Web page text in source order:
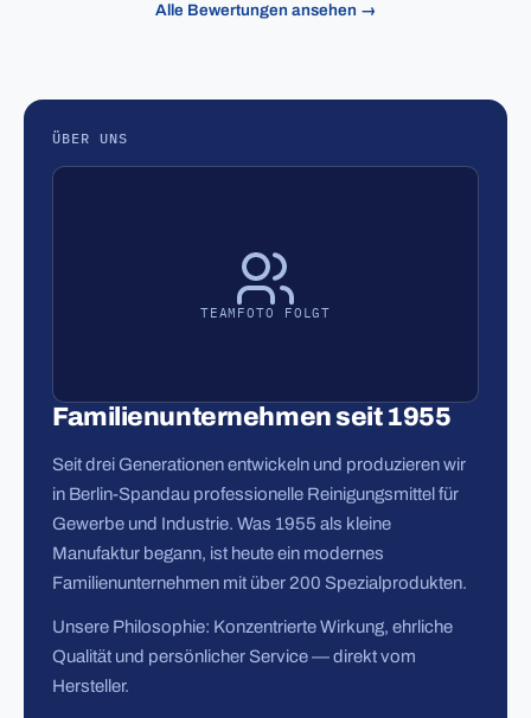
Alle Bewertungen ansehen →
ÜBER UNS
TEAMFOTO FOLGT
Familienunternehmen seit 1955
Seit drei Generationen entwickeln und produzieren wir
in Berlin-Spandau professionelle Reinigungsmittel für
Gewerbe und Industrie. Was 1955 als kleine
Manufaktur begann, ist heute ein modernes
Familienunternehmen mit über 200 Spezialprodukten.
Unsere Philosophie: Konzentrierte Wirkung, ehrliche
Qualität und persönlicher Service — direkt vom
Hersteller.